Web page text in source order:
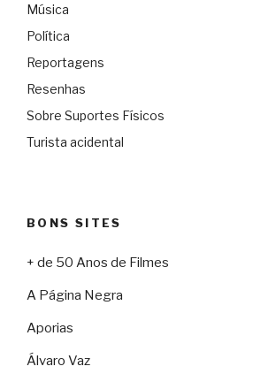
Música
Política
Reportagens
Resenhas
Sobre Suportes Físicos
Turista acidental
BONS SITES
+ de 50 Anos de Filmes
A Página Negra
Aporias
Álvaro Vaz